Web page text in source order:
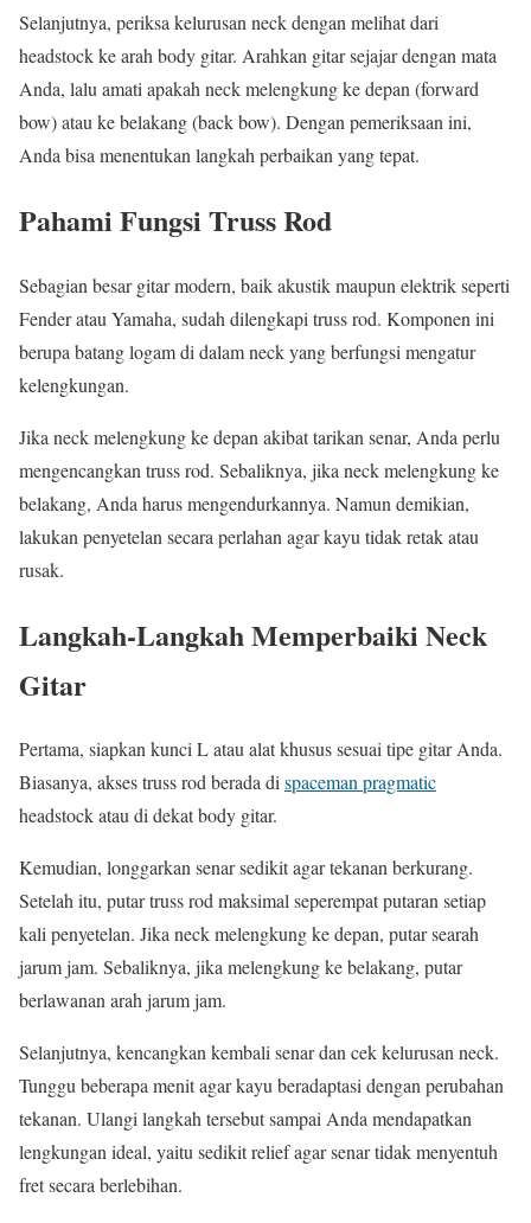
Selanjutnya, periksa kelurusan neck dengan melihat dari
headstock ke arah body gitar. Arahkan gitar sejajar dengan mata
Anda, lalu amati apakah neck melengkung ke depan (forward
bow) atau ke belakang (back bow). Dengan pemeriksaan ini,
Anda bisa menentukan langkah perbaikan yang tepat.
Pahami Fungsi Truss Rod
Sebagian besar gitar modern, baik akustik maupun elektrik seperti
Fenderatau Yamaha, sudah dilengkapi truss rod. Komponen ini
berupa batang logam di dalam neck yang berfungsi mengatur
kelengkungan.
Jika neck melengkung ke depan akibat tarikan senar, Anda perlu
mengencangkan truss rod. Sebaliknya, jika neck melengkung ke
belakang, Anda harus mengendurkannya. Namun demikian,
lakukan penyetelan secara perlahan agar kayu tidak retak atau
rusak.
Langkah-Langkah Memperbaiki Neck
Gitar
Pertama, siapkan kunci L atau alat khusus sesuai tipe gitar Anda.
Biasanya, akses truss rod berada dispaceman pragmatic
headstock atau di dekat body gitar.
Kemudian, longgarkan senar sedikit agar tekanan berkurang.
Setelah itu, putar truss rod maksimal seperempat putaran setiap
kali penyetelan. Jika neck melengkung ke depan, putar searah
jarum jam. Sebaliknya, jika melengkung ke belakang, putar
berlawanan arah jarum jam.
Selanjutnya, kencangkan kembali senar dan cek kelurusan neck.
Tunggu beberapa menit agar kayu beradaptasi dengan perubahan
tekanan. Ulangi langkah tersebut sampai Anda mendapatkan
lengkungan ideal, yaitu sedikit relief agar senar tidak menyentuh
fret secara berlebihan.